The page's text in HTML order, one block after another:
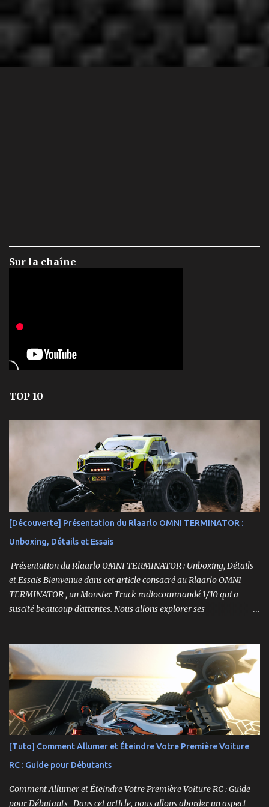
Sur la chaîne
TOP 10
[Découverte] Présentation du Rlaarlo OMNI TERMINATOR :
Unboxing, Détails et Essais
Présentation du Rlaarlo OMNI TERMINATOR : Unboxing, Détails
et Essais Bienvenue dans cet article consacré au Rlaarlo OMNI
TERMINATOR , un Monster Truck radiocommandé 1/10 qui a
suscité beaucoup d'attentes. Nous allons explorer ses
distingue par son prix attractif et ses fonctionnalités intéressantes,
et nous allons examiner tout cela en profondeur. ----------------
------------------------- Lien affilié Aliexpress 👉​
https://s.click.aliexpress.com/e/_c3IM84VZ -- -------------------
----------------------
[Tuto] Comment Allumer et Éteindre Votre Première Voiture
RC : Guide pour Débutants
Comment Allumer et Éteindre Votre Première Voiture RC : Guide
pour Débutants Dans cet article, nous allons aborder un aspect